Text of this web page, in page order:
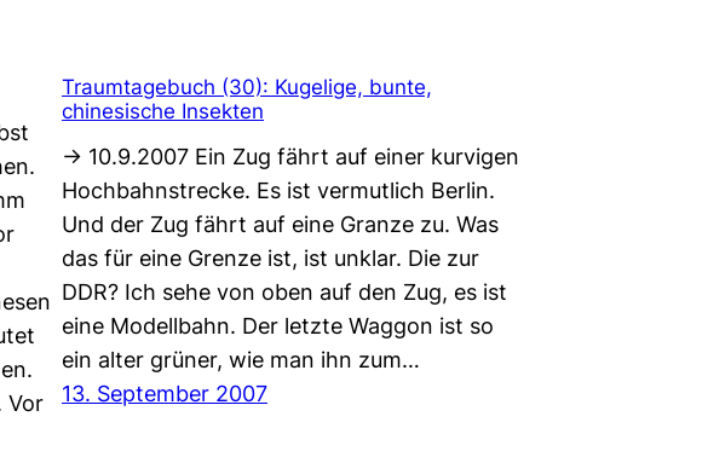
Vor
Traumtagebuch (30): Kugelige, bunte,
chinesische Insekten
-> 10.9.2007 Ein Zug fährt auf einer kurvigen
Hochbahnstrecke. Es ist vermutlich Berlin.
Und der Zug fährt auf eine Granze zu. Was
das für eine Grenze ist, ist unklar. Die zur
DDR? Ich sehe von oben auf den Zug, es ist
eine Modellbahn. Der letzte Waggon ist so
ein alter grüner, wie man ihn zum…
13. September 2007